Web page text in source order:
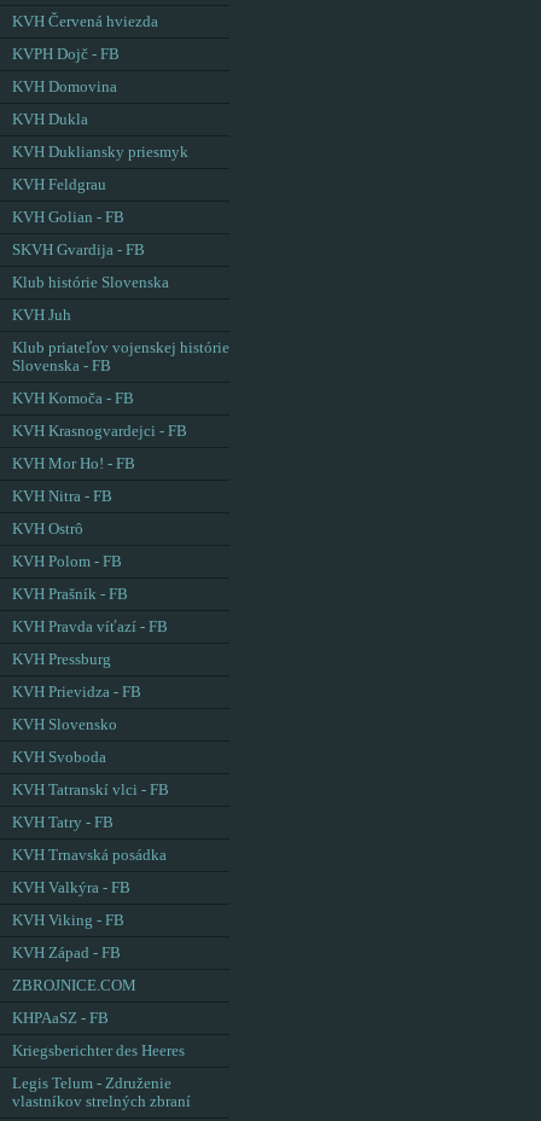
KVH Červená hviezda
KVPH Dojč - FB
KVH Domovina
KVH Dukla
KVH Dukliansky priesmyk
KVH Feldgrau
KVH Golian - FB
SKVH Gvardija - FB
Klub histórie Slovenska
KVH Juh
Klub priateľov vojenskej histórie
Slovenska - FB
KVH Komoča - FB
KVH Krasnogvardejci - FB
KVH Mor Ho! - FB
KVH Nitra - FB
KVH Ostrô
KVH Polom - FB
KVH Prašník - FB
KVH Pravda víťazí - FB
KVH Pressburg
KVH Prievidza - FB
KVH Slovensko
KVH Svoboda
KVH Tatranskí vlci - FB
KVH Tatry - FB
KVH Trnavská posádka
KVH Valkýra - FB
KVH Viking - FB
KVH Západ - FB
ZBROJNICE.COM
KHPAaSZ - FB
Kriegsberichter des Heeres
Legis Telum - Združenie
vlastníkov strelných zbraní